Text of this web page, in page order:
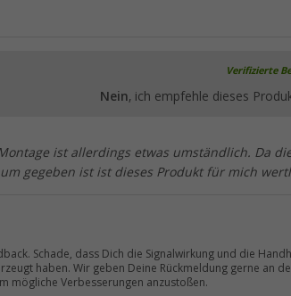
Verifizierte
Nein, ich empfehle dieses
ist allerdings etwas umständlich. Da
gegeben ist ist dieses Produkt für mich
Schade, dass Dich die Signalwirkung und die
haben. Wir geben Deine Rückmeldung gerne an
mögliche Verbesserungen anzustoßen.